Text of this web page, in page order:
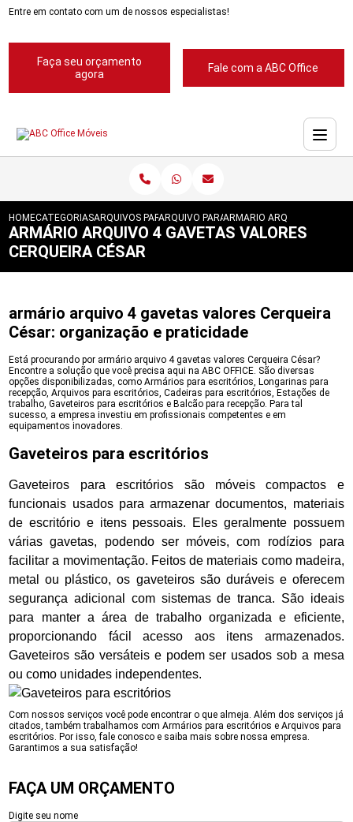
Entre em contato com um de nossos especialistas!
Faça seu orçamento
agora
Fale com a ABC Office
HOMECATEGORIASARQUIVOS PARA ESCRITORIOS
ARQUIVO PARA ESCRITORIOS PASTA
ARMARIO ARQUIVO 4
ARMÁRIO ARQUIVO 4 GAVETAS VALORES
CERQUEIRA CÉSAR
armário arquivo 4 gavetas valores Cerqueira
César: organização e praticidade
Está procurando por armário arquivo 4 gavetas valores Cerqueira César?
Encontre a solução que você precisa aqui na ABC OFFICE. São diversas
opções disponibilizadas, como Armários para escritórios, Longarinas para
recepção, Arquivos para escritórios, Cadeiras para escritórios, Estações de
trabalho, Gaveteiros para escritórios e Balcão para recepção. Para tal
sucesso, a empresa investiu em profissionais competentes e em
equipamentos inovadores.
Gaveteiros para escritórios
Gaveteiros para escritórios são móveis compactos e
funcionais usados para armazenar documentos, materiais
de escritório e itens pessoais. Eles geralmente possuem
várias gavetas, podendo ser móveis, com rodízios para
facilitar a movimentação. Feitos de materiais como madeira,
metal ou plástico, os gaveteiros são duráveis e oferecem
segurança adicional com sistemas de tranca. São ideais
para manter a área de trabalho organizada e eficiente,
proporcionando fácil acesso aos itens armazenados.
Gaveteiros são versáteis e podem ser usados sob a mesa
ou como unidades independentes.
Com nossos serviços você pode encontrar o que almeja. Além dos serviços já
citados, também trabalhamos com Armários para escritórios e Arquivos para
escritórios. Por isso, fale conosco e saiba mais sobre nossa empresa.
Garantimos a sua satisfação!
FAÇA UM ORÇAMENTO
Digite seu nome